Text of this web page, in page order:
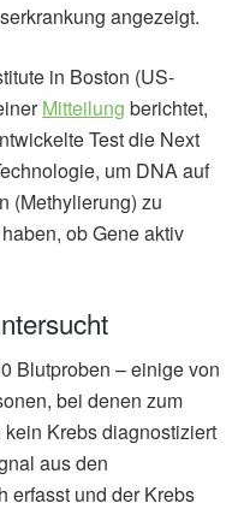
angezeigt.
in Boston (US-
Mitteilung berichtet,
Test die Next
um DNA auf
(Methylierung) zu
ob Gene aktiv
Blutproben – einige von
bei denen zum
Krebs diagnostiziert
aus den
erfasst und der Krebs